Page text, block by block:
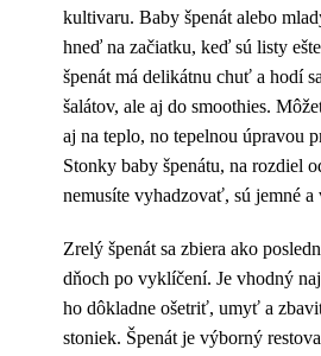
kultivaru. Baby špenát alebo
hneď na začiatku, keď sú listy
špenát má delikátnu chuť a hodí
šalátov, ale aj do smoothies.
aj na teplo, no tepelnou úpravou
Stonky baby špenátu, na rozdiel
nemusíte vyhadzovať, sú jemné
Zrelý špenát sa zbiera ako
dňoch po vyklíčení. Je vhodný
ho dôkladne ošetriť, umyť a
stoniek. Špenát je výborný